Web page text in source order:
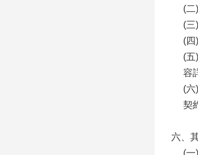
(
(三
(四
(
容
(
契
六、
(一